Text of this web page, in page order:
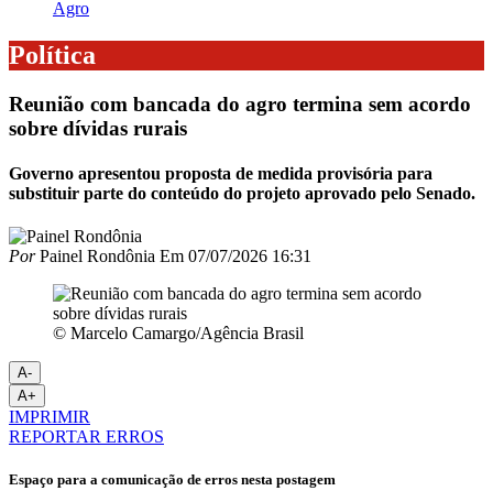
Agro
Política
Reunião com bancada do agro termina sem acordo
sobre dívidas rurais
Governo apresentou proposta de medida provisória para
substituir parte do conteúdo do projeto aprovado pelo Senado.
PorPainel Rondônia Em 07/07/2026 16:31
© Marcelo Camargo/Agência Brasil
A-
A+
IMPRIMIR
REPORTAR ERROS
Espaço para a comunicação de erros nesta postagem